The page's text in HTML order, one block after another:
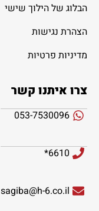
הבלוג של הילוך שישי
הצהרת נגישות
מדיניות פרטיות
צרו איתנו קשר
053-7530096
6610*
sagiba@h-6.co.il